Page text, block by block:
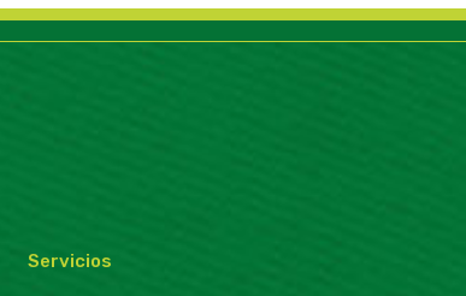
Servicios